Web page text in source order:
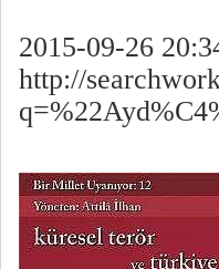
2015-09-26
http://